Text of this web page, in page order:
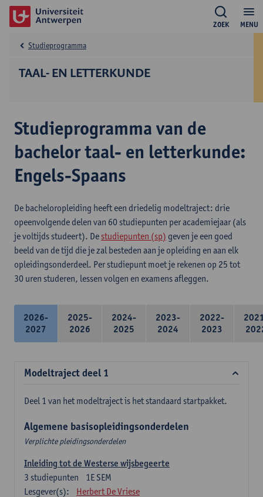
MENU
ZOEK
TAAL- EN LETTERKUNDE
Studieprogramma
Studieprogramma van de
bachelor taal- en letterkunde:
Engels-Spaans
De bacheloropleiding heeft een driedelig modeltraject: drie
opeenvolgende delen van 60 studiepunten per academiejaar (als
je voltijds studeert). De studiepunten (sp) geven je een goed
beeld van de tijd die je zal besteden aan je opleiding en aan elk
opleidingsonderdeel. Per studiepunt moet je rekenen op 25 tot
30 uren studeren, lessen volgen en examens afleggen.
2026-
2027
2025-
2026
2024-
2025
2023-
2024
2022-
2023
Modeltraject deel 1
Deel 1 van het modeltraject is het standaard startpakket.
Algemene basisopleidingsonderdelen
Verplichte pleidingsonderdelen
Inleiding tot de Westerse wijsbegeerte
1E SEM
3 studiepunten
Lesgever(s):
Herbert De Vriese